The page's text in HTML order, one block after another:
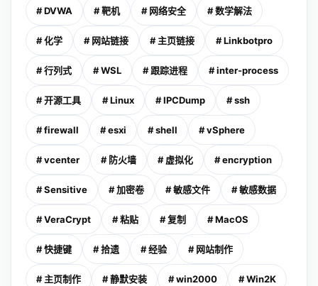
# DVWA # 靶机 # 网络安全 # 数学解法
# 化学 # 网站链接 # 主页链接 # Linkbotpro
# 行列式 # WSL # 跟踪进程 # inter-process
# 开源工具 # Linux # IPCDump # ssh
# firewall # esxi # shell # vSphere
# vcenter # 防火墙 # 虚拟化 # encryption
# Sensitive # 加密卷 # 敏感文件 # 敏感数据
# VeraCrypt # 粘贴 # 复制 # MacOS
# 快捷键 # 拾遗 # 经验 # 网站制作
# 主页制作 # 静默安装 # win2000 # Win2K